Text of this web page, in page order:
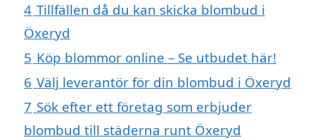
4 Tillfällen då du kan skicka blombud i
Öxeryd
5 Köp blommor online – Se utbudet här!
6 Välj leverantör för din blombud i Öxeryd
7 Sök efter ett företag som erbjuder
blombud till städerna runt Öxeryd